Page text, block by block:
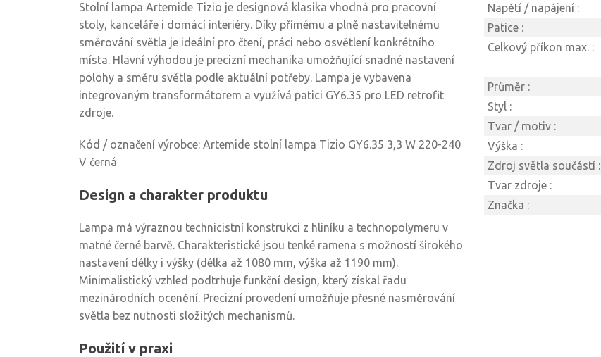
Stolní lampa Artemide Tizio je designová klasika vhodná pro pracovní
stoly, kanceláře i domácí interiéry. Díky přímému a plně nastavitelnému
směrování světla je ideální pro čtení, práci nebo osvětlení konkrétního
místa. Hlavní výhodou je precizní mechanika umožňující snadné nastavení
polohy a směru světla podle aktuální potřeby. Lampa je vybavena
integrovaným transformátorem a využívá patici GY6.35 pro LED retrofit
zdroje.
Kód / označení výrobce: Artemide stolní lampa Tizio GY6.35 3,3 W 220-240
V černá
Design a charakter produktu
Lampa má výraznou technicistní konstrukci z hliníku a technopolymeru v
matné černé barvě. Charakteristické jsou tenké ramena s možností širokého
nastavení délky i výšky (délka až 1080 mm, výška až 1190 mm).
Minimalistický vzhled podtrhuje funkční design, který získal řadu
mezinárodních ocenění. Precizní provedení umožňuje přesné nasměrování
světla bez nutnosti složitých mechanismů.
Použití v praxi
Napětí / napájení :
Patice :
Celkový příkon max. :
Průměr :
Styl :
Tvar / motiv :
Výška :
Zdroj světla součástí :
Tvar zdroje :
Značka :